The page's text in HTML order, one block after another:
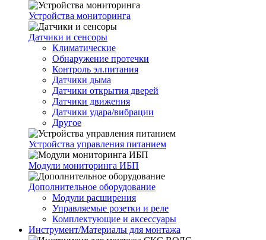
Устройства мониторинга
Датчики и сенсоры
Климатические
Обнаружение протечки
Контроль эл.питания
Датчики дыма
Датчики открытия дверей
Датчики движения
Датчики удара/вибрации
Другое
Устройства управления питанием
Модули мониторинга ИБП
Дополнительное оборудование
Модули расширения
Управляемые розетки и реле
Комплектующие и аксессуары
Инструмент/Материалы для монтажа